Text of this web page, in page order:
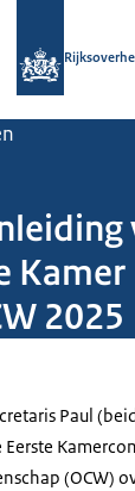
Kamer
2025
Paul
(OCW)